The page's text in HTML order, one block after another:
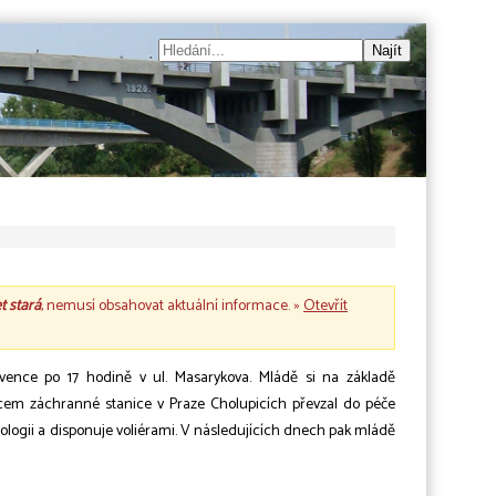
stará, nemusí obsahovat aktuální informace. »Otevřít
po 17 hodině v ul. Masarykova. Mládě si na základě
záchranné stanice v Praze Cholupicích převzal do péče
a disponuje voliérami. V následujících dnech pak mládě